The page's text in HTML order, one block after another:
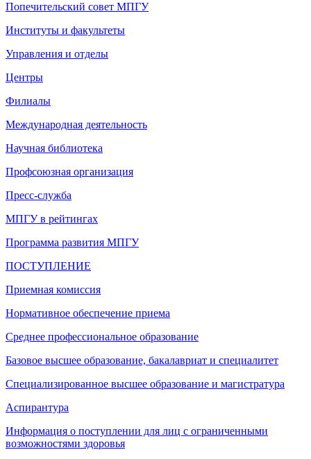
Попечительский совет МПГУ
Институты и факультеты
Управления и отделы
Центры
Филиалы
Международная деятельность
Научная библиотека
Профсоюзная организация
Пресс-служба
МПГУ в рейтингах
Программа развития МПГУ
ПОСТУПЛЕНИЕ
Приемная комиссия
Нормативное обеспечение приема
Среднее профессиональное образование
Базовое высшее образование, бакалавриат и специалитет
Специализированное высшее образование и магистратура
Аспирантура
Информация о поступлении для лиц с ограниченными
возможностями здоровья